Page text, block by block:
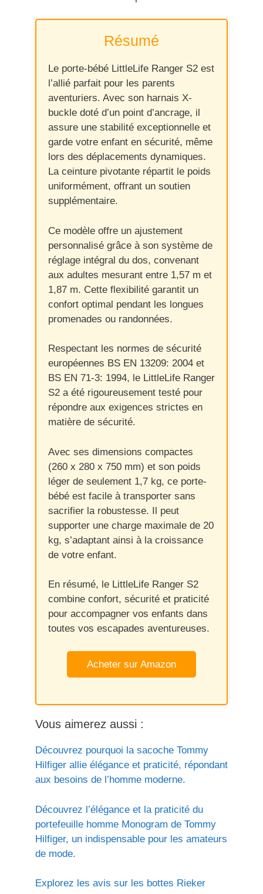
Résumé
Le porte-bébé LittleLife Ranger S2 est
l’allié parfait pour les parents
aventuriers. Avec son harnais X-
buckle doté d’un point d’ancrage, il
assure une stabilité exceptionnelle et
garde votre enfant en sécurité, même
lors des déplacements dynamiques.
La ceinture pivotante répartit le poids
uniformément, offrant un soutien
supplémentaire.
Ce modèle offre un ajustement
personnalisé grâce à son système de
réglage intégral du dos, convenant
aux adultes mesurant entre 1,57 m et
1,87 m. Cette flexibilité garantit un
confort optimal pendant les longues
promenades ou randonnées.
Respectant les normes de sécurité
européennes BS EN 13209: 2004 et
BS EN 71-3: 1994, le LittleLife Ranger
S2 a été rigoureusement testé pour
répondre aux exigences strictes en
matière de sécurité.
Avec ses dimensions compactes
(260 x 280 x 750 mm) et son poids
léger de seulement 1,7 kg, ce porte-
bébé est facile à transporter sans
sacrifier la robustesse. Il peut
supporter une charge maximale de 20
kg, s’adaptant ainsi à la croissance
de votre enfant.
En résumé, le LittleLife Ranger S2
combine confort, sécurité et praticité
pour accompagner vos enfants dans
toutes vos escapades aventureuses.
Acheter sur Amazon
Vous aimerez aussi :
Découvrez pourquoi la sacoche Tommy
Hilfiger allie élégance et praticité, répondant
aux besoins de l’homme moderne.
Découvrez l’élégance et la praticité du
portefeuille homme Monogram de Tommy
Hilfiger, un indispensable pour les amateurs
de mode.
Explorez les avis sur les bottes Rieker